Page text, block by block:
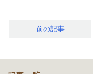
前の記事